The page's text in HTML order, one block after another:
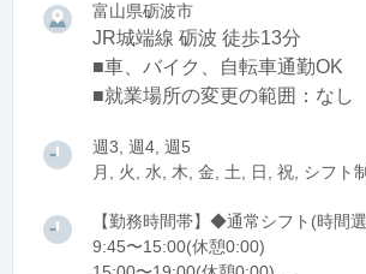
富山県砺波市
JR城端線 砺波 徒歩13分
■車、バイク、自転車通勤OK
■就業場所の変更の範囲：なし
週3, 週4, 週5
月, 火, 水, 木, 金, 土, 日, 祝, シフト制
【勤務時間帯】◆通常シフト(時間
9:45〜15:00(休憩0:00)